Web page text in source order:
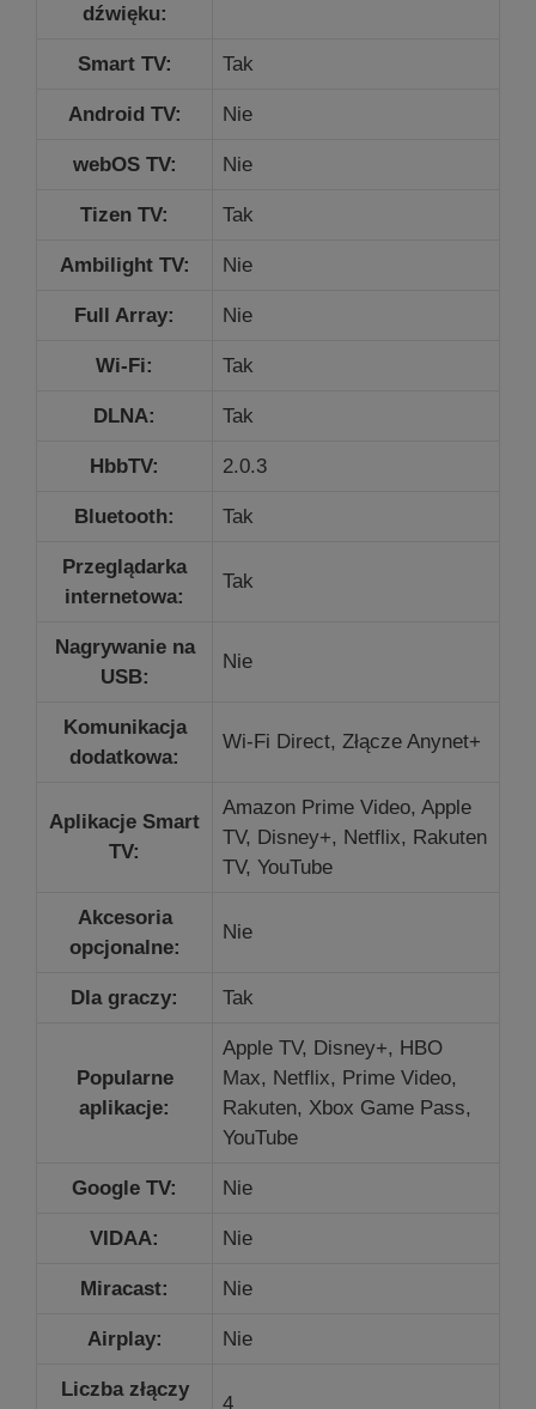
dźwięku:
Smart TV: Tak
Android TV: Nie
webOS TV: Nie
Tizen TV: Tak
Ambilight TV: Nie
Full Array: Nie
Wi-Fi: Tak
DLNA: Tak
HbbTV: 2.0.3
Bluetooth: Tak
Przeglądarka
internetowa:
Tak
Nagrywanie na
USB:
Nie
Komunikacja
dodatkowa:
Wi-Fi Direct, Złącze Anynet+
Aplikacje Smart
TV:
Amazon Prime Video, Apple
TV, Disney+, Netflix, Rakuten
TV, YouTube
Akcesoria
opcjonalne:
Nie
Dla graczy: Tak
Popularne
aplikacje:
Apple TV, Disney+, HBO
Max, Netflix, Prime Video,
Rakuten, Xbox Game Pass,
YouTube
Google TV: Nie
VIDAA: Nie
Miracast: Nie
Airplay: Nie
Liczba złączy
4